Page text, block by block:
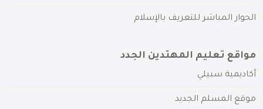
الحوار المباشر للتعريف بالإسلام
مواقع تعليم المهتدين الجدد
أكاديمية سبيلي
موقع المسلم الجديد